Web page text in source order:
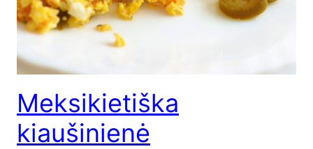
Meksikietiška
kiaušinienė